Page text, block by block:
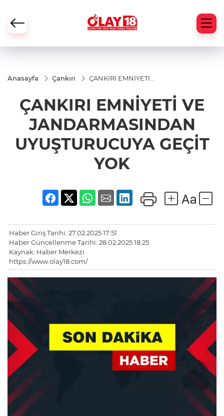
Anasayfa Çankırı
ÇANKIRI EMNİYETİ
JANDARMASINDAN
UYUŞTURUCUYA
GEÇİT YOK
ÇANKIRI EMNİYETİ VE
JANDARMASINDAN
UYUŞTURUCUYA GEÇİT
YOK
Haber Giriş Tarihi: 27.02.2025 17:51
Haber Güncellenme Tarihi: 28.02.2025 18:25
Kaynak: Haber Merkezi
https://www.olay18.com/